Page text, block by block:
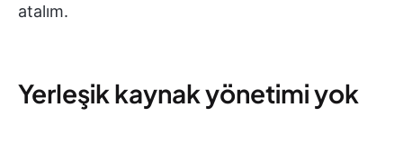
atalım.
Yerleşik kaynak yönetimi yok